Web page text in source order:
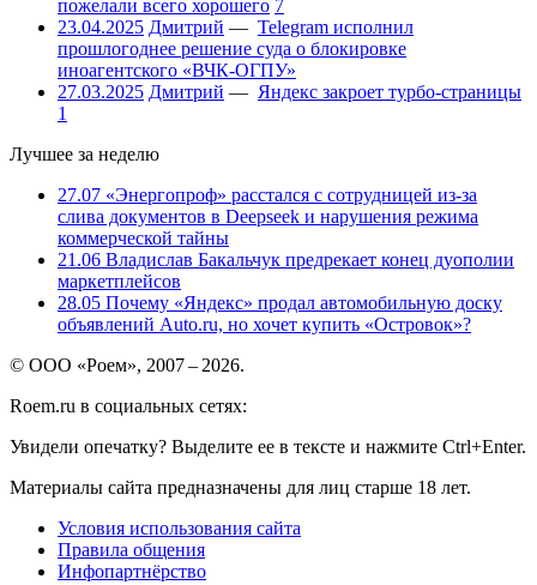
пожелали всего хорошего 7
23.04.2025 Дмитрий — Telegram исполнил
прошлогоднее решение суда о блокировке
иноагентского «ВЧК-ОГПУ»
27.03.2025 Дмитрий — Яндекс закроет турбо-страницы
1
Лучшее за неделю
27.07 «Энергопроф» расстался с сотрудницей из-за
слива документов в Deepseek и нарушения режима
коммерческой тайны
21.06 Владислав Бакальчук предрекает конец дуополии
маркетплейсов
28.05 Почему «Яндекс» продал автомобильную доску
объявлений Auto.ru, но хочет купить «Островок»?
© ООО «Роем», 2007 – 2026.
Roem.ru в социальных сетях:
Увидели опечатку? Выделите ее в тексте и нажмите Ctrl+Enter.
Материалы сайта предназначены для лиц старше 18 лет.
Условия использования сайта
Правила общения
Инфопартнёрство